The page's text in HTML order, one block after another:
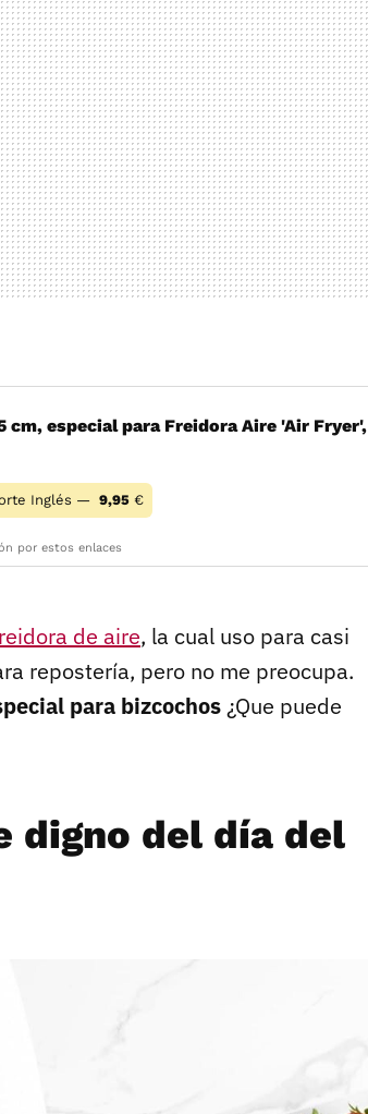
especial para Freidora Aire 'Air Fryer',
Inglés — 9,95 €
por estos enlaces
de aire, la cual uso para casi
repostería, pero no me preocupa.
para bizcochos ¿Que puede
digno del día del